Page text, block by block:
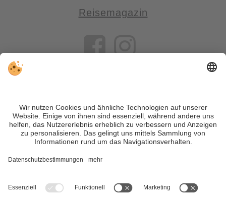
Reisemagazin
VIVOSüdtirol ist das Reiseportal für alle, die Südtirol nicht nur
besuchen, sondern wirklich erleben wollen – inklusive Tipps,
tollen Unterkünften und Angeboten.
die Richtigkeit und Vollständigkeit aller Informationen.